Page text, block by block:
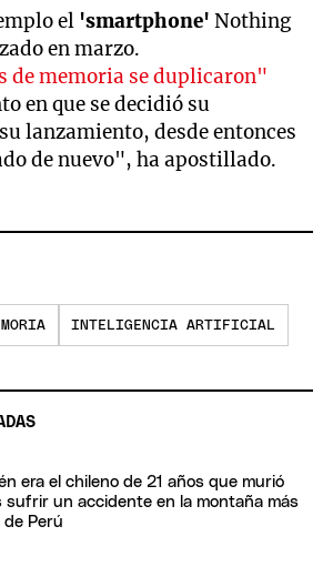
el 'smartphone' Nothing
en marzo.
de memoria se duplicaron"
en que se decidió su
lanzamiento, desde entonces
de nuevo", ha apostillado.
INTELIGENCIA ARTIFICIAL
era el chileno de 21 años que murió
sufrir un accidente en la montaña más
de Perú